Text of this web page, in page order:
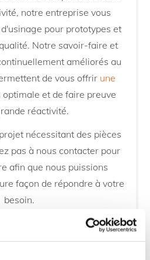
notre entreprise vous
pour prototypes et
Notre savoir-faire et
améliorés au
de vous offrir une
et de faire preuve
réactivité.
nécessitant des pièces
pas à nous contacter pour
afin que nous puissions
façon de répondre à votre
besoin.
des Glières ],